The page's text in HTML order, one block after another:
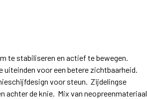
te stabiliseren en actief te bewegen.
voor een betere zichtbaarheid.
voor steun. Zijdelingse
achter de knie. Mix van neopreenmateriaal